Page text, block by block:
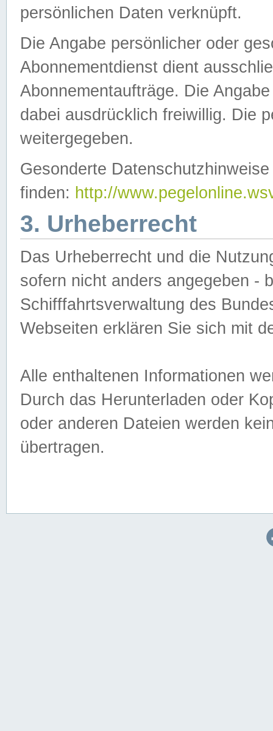
persönlichen Daten verknüpft.
Die Angabe persönlicher oder
Abonnementdienst dient
Abonnementaufträge. Die
dabei ausdrücklich freiwillig. Die
weitergegeben.
Gesonderte
finden: http://
3. Urheberrecht
Das Urheberrecht und die
sofern nicht anders angegeben -
Schifffahrtsverwaltung des
Webseiten erklären Sie sich mit
Alle enthaltenen Informationen
Durch das Herunterladen oder
oder anderen Dateien werden
übertragen.